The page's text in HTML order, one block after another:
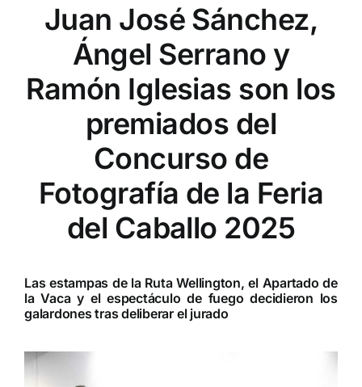
Juan José Sánchez,
Ángel Serrano y
Ramón Iglesias son los
premiados del
Concurso de
Fotografía de la Feria
del Caballo 2025
Las estampas de la Ruta Wellington, el Apartado de
la Vaca y el espectáculo de fuego decidieron los
galardones tras deliberar el jurado